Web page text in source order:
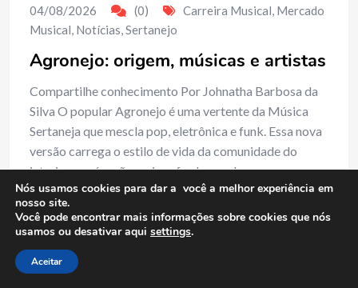
04/08/2026
(0) Carreira Musical, Mercado
Musical, Notícias,Sertanejo
Agronejo: origem, músicas e artistas
Compartilhe conhecimento Por Johnatha Barbosa da
Silva O popular Agronejo é uma vertente da Música
Sertaneja que mescla pop, eletrônica e funk. Essa nova
versão carrega o estilo de vida da comunidade do
interior, porém não mais sofredora pela seca…
Read More
Nós usamos cookies para dar a você a melhor experiência em
nosso site.
Você pode encontrar mais informações sobre cookies que nós
usamos ou desativar aqui settings.
Aceitar